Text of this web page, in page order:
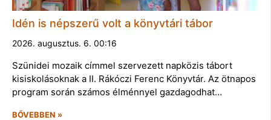
Idén is népszerű volt a könyvtári tábor
2026. augusztus. 6. 00:16
Szünidei mozaik címmel szervezett napközis tábort
kisiskolásoknak a II. Rákóczi Ferenc Könyvtár. Az ötnapos
program során számos élménnyel gazdagodhat…
BŐVEBBEN »